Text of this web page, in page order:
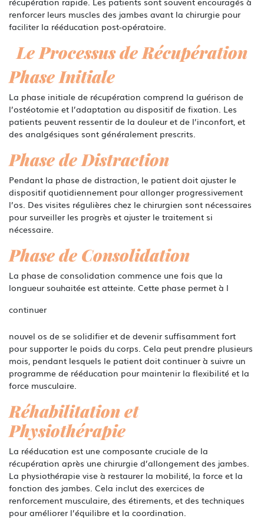
renforcer leurs muscles des jambes avant la chirurgie pour
faciliter la rééducation post-opératoire.
Le Processus de Récupération
Phase Initiale
La phase initiale de récupération comprend la guérison de
l’ostéotomie et l’adaptation au dispositif de fixation. Les
patients peuvent ressentir de la douleur et de l’inconfort, et
des analgésiques sont généralement prescrits.
Phase de Distraction
Pendant la phase de distraction, le patient doit ajuster le
dispositif quotidiennement pour allonger progressivement
l’os. Des visites régulières chez le chirurgien sont nécessaires
pour surveiller les progrès et ajuster le traitement si
nécessaire.
Phase de Consolidation
La phase de consolidation commence une fois que la
longueur souhaitée est atteinte. Cette phase permet à l
continuer
nouvel os de se solidifier et de devenir suffisamment fort
pour supporter le poids du corps. Cela peut prendre plusieurs
mois, pendant lesquels le patient doit continuer à suivre un
programme de rééducation pour maintenir la flexibilité et la
force musculaire.
Réhabilitation et
Physiothérapie
La rééducation est une composante cruciale de la
récupération après une chirurgie d’allongement des jambes.
La physiothérapie vise à restaurer la mobilité, la force et la
fonction des jambes. Cela inclut des exercices de
renforcement musculaire, des étirements, et des techniques
pour améliorer l’équilibre et la coordination.